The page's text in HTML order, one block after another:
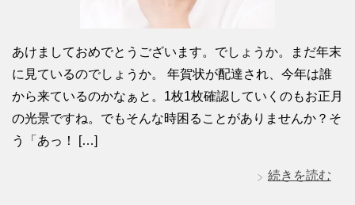
あけましておめでとうございます。でしょうか。まだ年末
に見ているのでしょうか。 年賀状が配達され、今年は誰
から来ているのかなぁと。1枚1枚確認していくのもお正月
の光景ですね。でもそんな時困ることがありませんか？そ
う「あっ！ […]
続きを読む